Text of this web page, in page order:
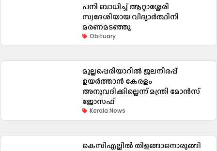
പനി ബാധിച്ച് ആറ്റാശ്ശേരി
സ്വദേശിയായ വിദ്യാർത്ഥിനി
മരണമടഞ്ഞു
Obituary
മുല്ലപ്പെരിയാറിൽ ജലനിരപ്പ്
ഉയർത്താൻ കേരളം
അനുവദിക്കില്ലെന്ന് മന്ത്രി മോൻസ്
ജോസഫ്
Kerala News
കെസിഎല്ലിൽ തിളങ്ങാനൊരുങ്ങി